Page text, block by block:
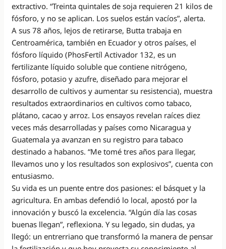
extractivo. “Treinta quintales de soja requieren 21 kilos de
fósforo, y no se aplican. Los suelos están vacíos”, alerta.
A sus 78 años, lejos de retirarse, Butta trabaja en
Centroamérica, también en Ecuador y otros países, el
fósforo líquido (PhosFertíl Activador 132, es un
fertilizante líquido soluble que contiene nitrógeno,
fósforo, potasio y azufre, diseñado para mejorar el
desarrollo de cultivos y aumentar su resistencia), muestra
resultados extraordinarios en cultivos como tabaco,
plátano, cacao y arroz. Los ensayos revelan raíces diez
veces más desarrolladas y países como Nicaragua y
Guatemala ya avanzan en su registro para tabaco
destinado a habanos. “Me tomé tres años para llegar,
llevamos uno y los resultados son explosivos”, cuenta con
entusiasmo.
Su vida es un puente entre dos pasiones: el básquet y la
agricultura. En ambas defendió lo local, apostó por la
innovación y buscó la excelencia. “Algún día las cosas
buenas llegan”, reflexiona. Y su legado, sin dudas, ya
llegó: un entrerriano que transformó la manera de pensar